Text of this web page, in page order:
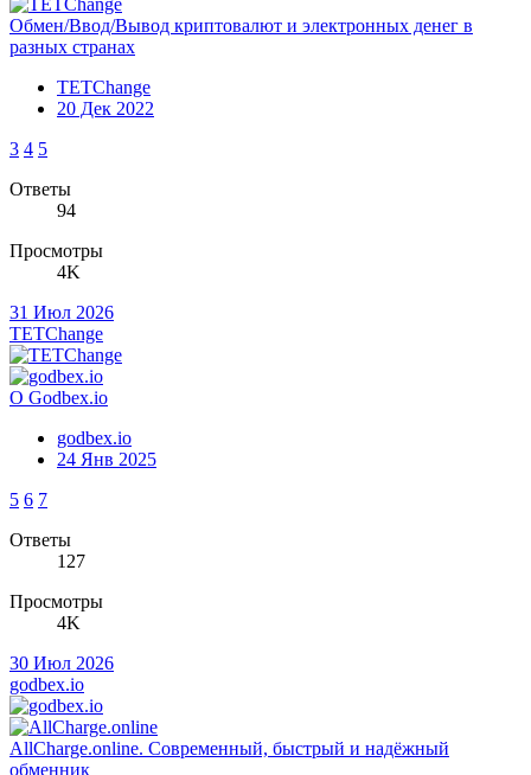
Обмен/Ввод/Вывод криптовалют и электронных денег в
разных странах
TETChange
20 Дек 2022
3 4 5
Ответы
94
Просмотры
4K
31 Июл 2026
TETChange
О Godbex.io
godbex.io
24 Янв 2025
5 6 7
Ответы
127
Просмотры
4K
30 Июл 2026
godbex.io
AllCharge.online. Современный, быстрый и надёжный
обменник